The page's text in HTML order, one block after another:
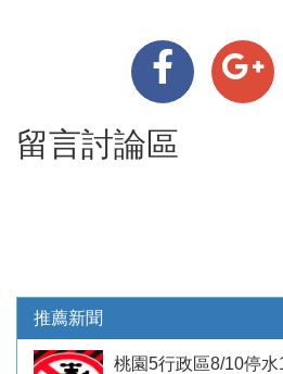
留言討論區
推薦新聞
桃園5行政區8/10停